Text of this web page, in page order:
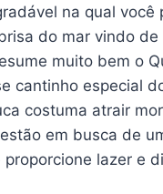
na qual você
do mar vindo de
muito bem o
cantinho especial
costuma atrair
em busca de
lazer e